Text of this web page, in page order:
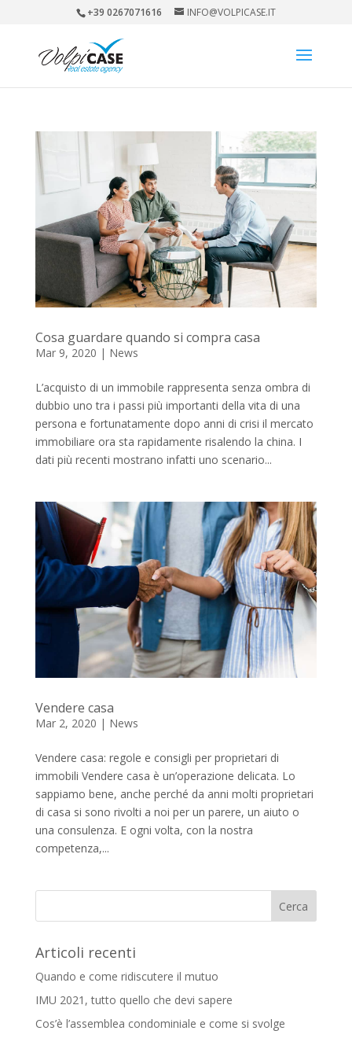
+39 0267071616 INFO@VOLPICASE.IT
Cosa guardare quando si compra casa
Mar 9, 2020 | News
L’acquisto di un immobile rappresenta senza ombra di
dubbio uno tra i passi più importanti della vita di una
persona e fortunatamente dopo anni di crisi il mercato
immobiliare ora sta rapidamente risalendo la china. I
dati più recenti mostrano infatti uno scenario...
Vendere casa
Mar 2, 2020 | News
Vendere casa: regole e consigli per proprietari di
immobili Vendere casa è un’operazione delicata. Lo
sappiamo bene, anche perché da anni molti proprietari
di casa si sono rivolti a noi per un parere, un aiuto o
una consulenza. E ogni volta, con la nostra
competenza,...
Articoli recenti
Quando e come ridiscutere il mutuo
IMU 2021, tutto quello che devi sapere
Cos’è l’assemblea condominiale e come si svolge